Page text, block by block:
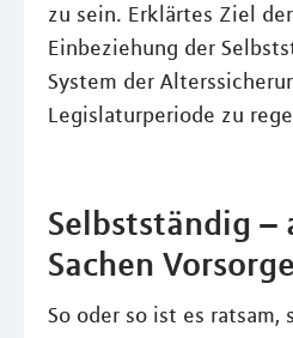
zu sein. Erklärtes Ziel
Einbeziehung der
System der
Legislaturperiode zu
Selbstständig –
Sachen Vorsorge
So oder so ist es